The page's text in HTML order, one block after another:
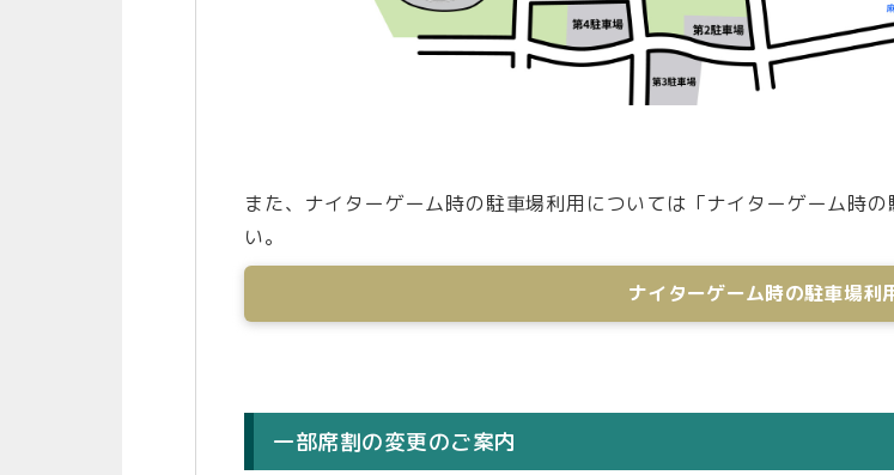
また、ナイターゲーム時の駐車場利用については「ナイターゲーム時
い。
ナイターゲーム時の駐車場利
一部席割の変更のご案内